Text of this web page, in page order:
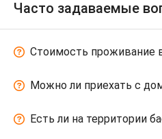
Часто задаваемые
Стоимость проживание
Можно ли приехать с
Есть ли на территории